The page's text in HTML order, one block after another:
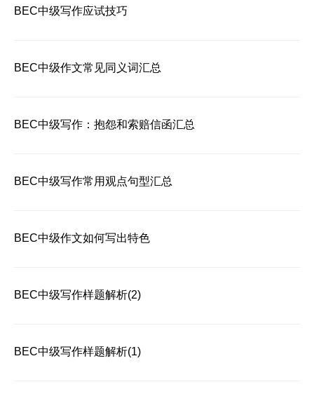
BEC中级写作应试技巧
BEC中级作文常见同义词汇总
BEC中级写作：抱怨和索赔信函汇总
BEC中级写作常用观点句型汇总
BEC中级作文如何写出特色
BEC中级写作样题解析(2)
BEC中级写作样题解析(1)